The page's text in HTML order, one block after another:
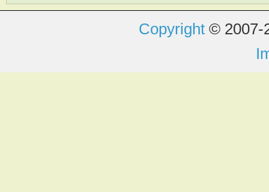
Copyright © 2007-